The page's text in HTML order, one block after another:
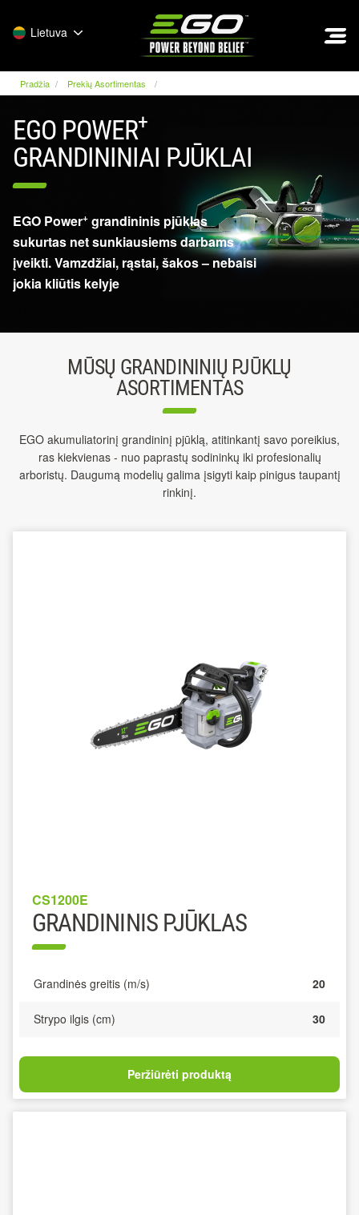
Lietuva
Pradžia Prekių Asortimentas
EGO POWER+
GRANDININIAI PJŪKLAI
EGO Power+ grandininis pjūklas
sukurtas net sunkiausiems darbams
įveikti. Vamzdžiai, rąstai, šakos – nebaisi
jokia kliūtis kelyje
MŪSŲ GRANDININIŲ PJŪKLŲ
ASORTIMENTAS
EGO akumuliatorinį grandininį pjūklą, atitinkantį savo poreikius,
ras kiekvienas - nuo paprastų sodininkų iki profesionalių
arboristų. Daugumą modelių galima įsigyti kaip pinigus taupantį
rinkinį.
CS1200E
GRANDININIS PJŪKLAS
Grandinės greitis (m/s) 20
Strypo ilgis (cm) 30
Peržiūrėti produktą